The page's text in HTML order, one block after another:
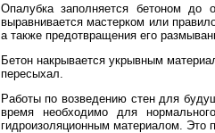
Опалубка заполняется бетоном до
выравнивается мастерком или
а также предотвращения его
Бетон накрывается укрывным
пересыхал.
Работы по возведению стен для
время необходимо для
гидроизоляционным материалом. Это